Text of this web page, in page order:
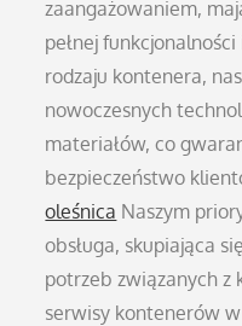
zaangażowaniem,
pełnej
rodzaju kontenera,
nowoczesnych
materiałów, co
bezpieczeństwo
oleśnica Naszym
obsługa, skupiająca
potrzeb związanych z
serwisy kontenerów